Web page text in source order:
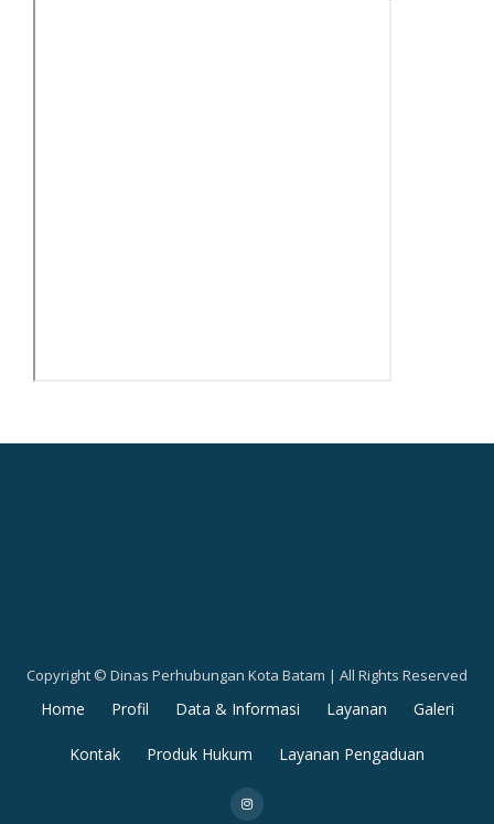
Copyright © Dinas Perhubungan Kota Batam | All Rights Reserved
Secondary
Menu
Home Profil Data & Informasi Layanan Galeri
Kontak Produk Hukum Layanan Pengaduan
fa-